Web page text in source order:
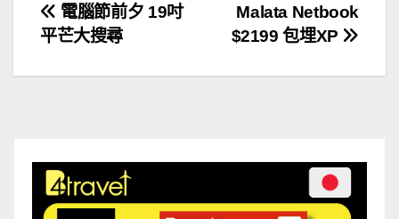
文
章
Malata Netbook
$2199 包埋XP
電腦節前夕 19吋
平芒大搜尋